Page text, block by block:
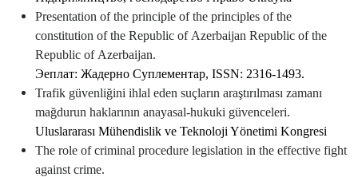
Presentation of the principle of the principles of the
constitution of the Republic of Аzerbaijan Republic of the
Republic of Аzerbaijan.
Эеплат: Жадерно Суплементар, ISSN: 2316-1493.
Trafik güvenliğini ihlal eden suçların araştırılması zamanı
mağdurun haklarının anayasal-hukuki güvenceleri.
Uluslararası Mühendislik ve Teknoloji Yönetimi Kongresi
The role of criminal procedure legislation in the effective fight
against crime.